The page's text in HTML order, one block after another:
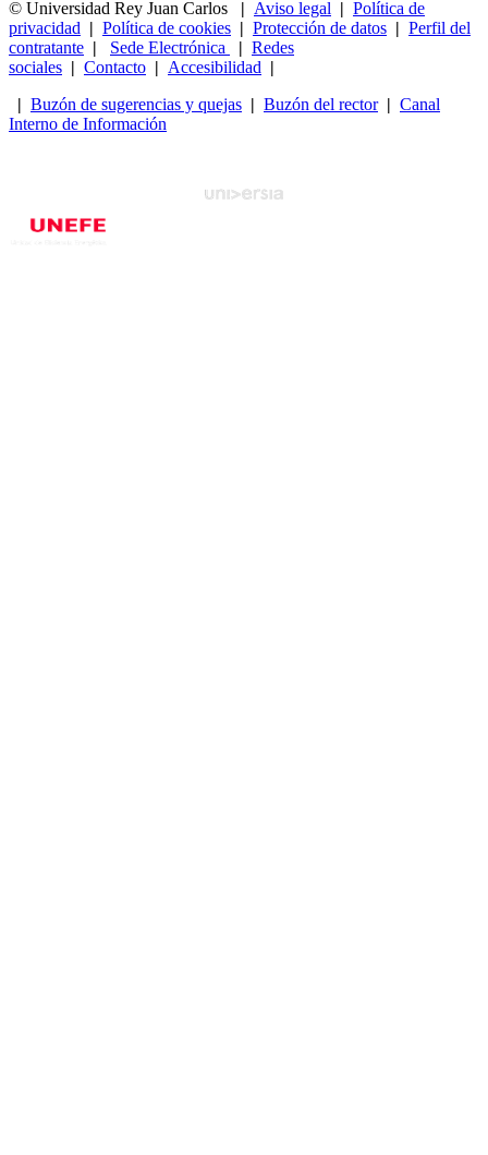
© Universidad Rey Juan Carlos
| Aviso legal | Política de
privacidad | Política de cookies | Protección de datos | Perfil del
contratante | Sede Electrónica | Redes
sociales | Contacto | Accesibilidad |
| Buzón de sugerencias y quejas | Buzón del rector| Canal
Interno de Información